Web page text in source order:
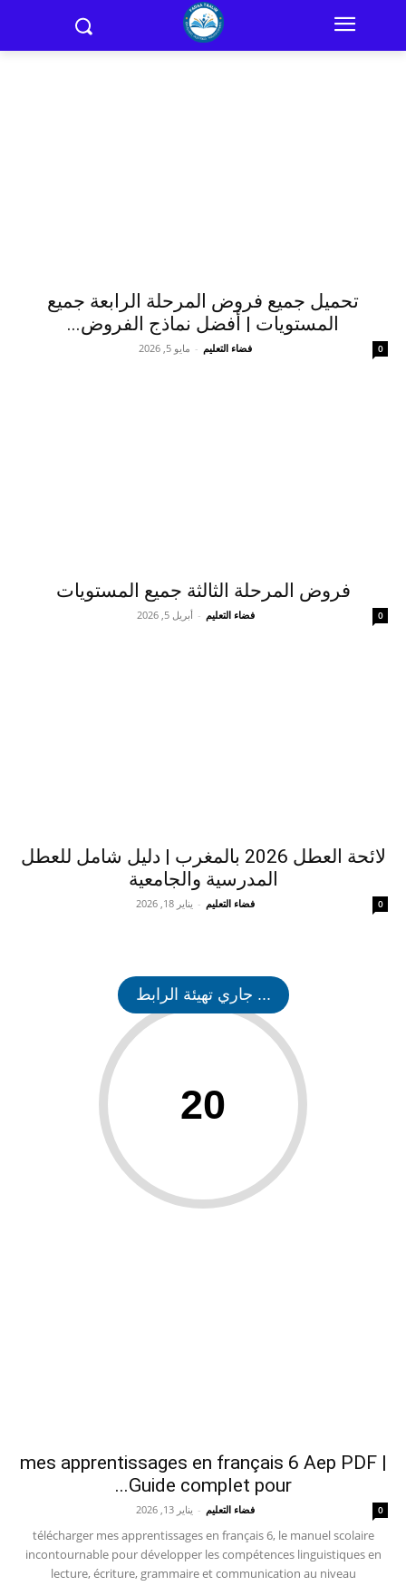
تحميل جميع فروض المرحلة الرابعة جميع
المستويات | أفضل نماذج الفروض...
فضاء التعليم - مايو 5, 2026 0
فروض المرحلة الثالثة جميع المستويات
فضاء التعليم - أبريل 5, 2026 0
لائحة العطل 2026 بالمغرب | دليل شامل للعطل
المدرسية والجامعية
فضاء التعليم - يناير 18, 2026 0
... جاري تهيئة الرابط
20
mes apprentissages en français 6 Aep PDF |
Guide complet pour...
فضاء التعليم - يناير 13, 2026 0
télécharger mes apprentissages en français 6, le manuel scolaire
incontournable pour développer les compétences linguistiques en
lecture, écriture, grammaire et communication au niveau